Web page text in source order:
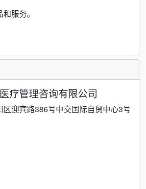
服务。
疗管理咨询有限公司
区迎宾路386号中交国际自贸中心3号